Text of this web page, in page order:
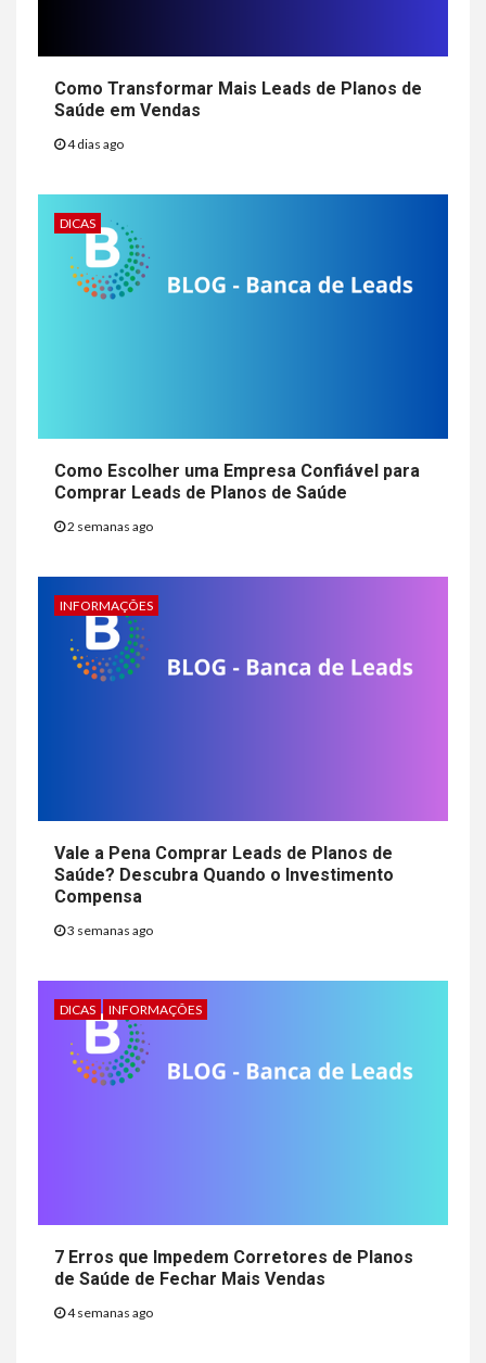
Como Transformar Mais Leads de Planos de
Saúde em Vendas
4 dias ago
DICAS
Como Escolher uma Empresa Confiável para
Comprar Leads de Planos de Saúde
2 semanas ago
INFORMAÇÕES
Vale a Pena Comprar Leads de Planos de
Saúde? Descubra Quando o Investimento
Compensa
3 semanas ago
DICAS INFORMAÇÕES
7 Erros que Impedem Corretores de Planos
de Saúde de Fechar Mais Vendas
4 semanas ago